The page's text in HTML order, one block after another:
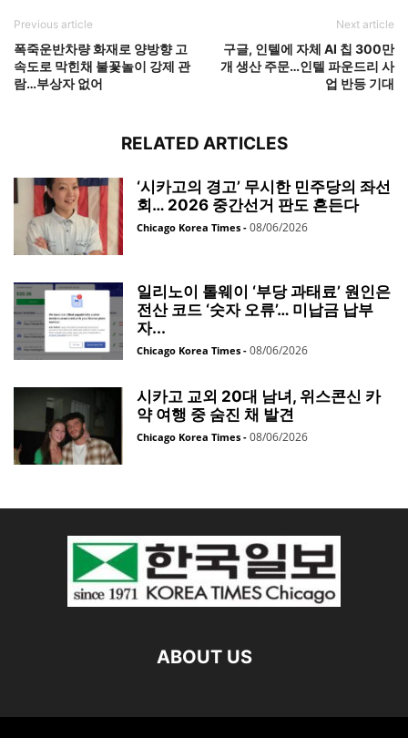
Previous article
폭죽운반차량 화재로 양방향 고
속도로 막힌채 불꽃놀이 강제 관
람…부상자 없어
Next article
구글, 인텔에 자체 AI 칩 300만
개 생산 주문…인텔 파운드리 사
업 반등 기대
RELATED ARTICLES
‘시카고의 경고’ 무시한 민주당의 좌선
회… 2026 중간선거 판도 흔든다
Chicago Korea Times - 08/06/2026
일리노이 톨웨이 ‘부당 과태료’ 원인은
전산 코드 ‘숫자 오류’… 미납금 납부
자...
Chicago Korea Times - 08/06/2026
시카고 교외 20대 남녀, 위스콘신 카
약 여행 중 숨진 채 발견
Chicago Korea Times - 08/06/2026
ABOUT US